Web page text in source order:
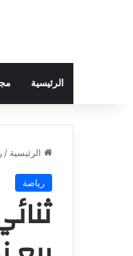
الرئيسية
الرئيسية /
رياضة